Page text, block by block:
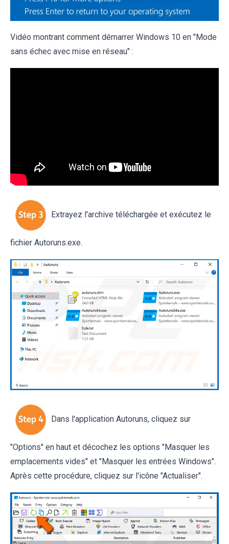
Vidéo montrant comment démarrer Windows 10 en "Mode
sans échec avec mise en réseau" :
Extrayez l'archive téléchargée et exécutez le
fichier Autoruns.exe.
Dans l'application Autoruns, cliquez sur
"Options" en haut et décochez les options "Masquer les
emplacements vides" et "Masquer les entrées Windows".
Après cette procédure, cliquez sur l'icône "Actualiser".